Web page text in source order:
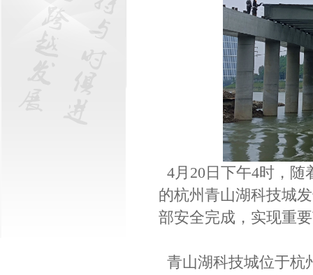
4月20日下午4时，
的杭州青山湖科技城
部安全完成，实现重
青山湖科技城位于杭